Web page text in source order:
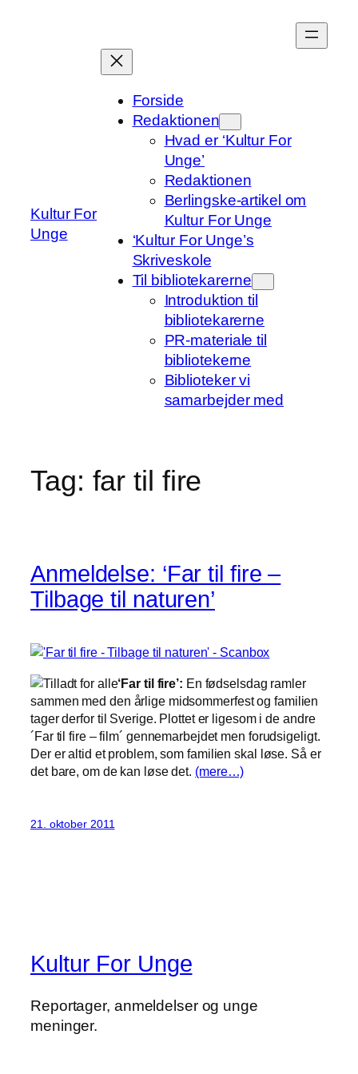
Kultur For
Unge
Forside
Redaktionen
Hvad er ‘Kultur For
Unge’
Redaktionen
Berlingske-artikel om
Kultur For Unge
‘Kultur For Unge’s
Skriveskole
Til bibliotekarerne
Introduktion til
bibliotekarerne
PR-materiale til
bibliotekerne
Biblioteker vi
samarbejder med
Tag: far til fire
Anmeldelse: ‘Far til fire –
Tilbage til naturen’
‘Far til fire’: En fødselsdag ramler
sammen med den årlige midsommerfest og familien
tager derfor til Sverige. Plottet er ligesom i de andre
´Far til fire – film´ gennemarbejdet men forudsigeligt.
Der er altid et problem, som familien skal løse. Så er
det bare, om de kan løse det. (mere…)
21. oktober 2011
Kultur For Unge
Reportager, anmeldelser og unge
meninger.